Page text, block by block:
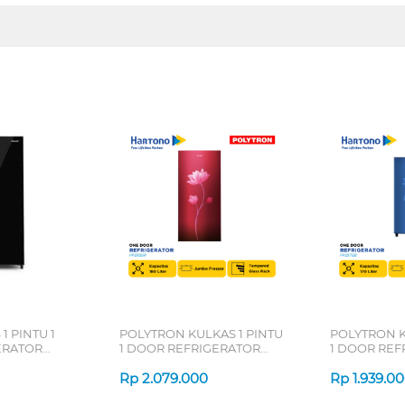
PINTU 1
POLYTRON KULKAS 1 PINTU
1 DOOR REFRIGERATOR
Rp 2.079.000
POLYTRON
1 DOOR
Rp